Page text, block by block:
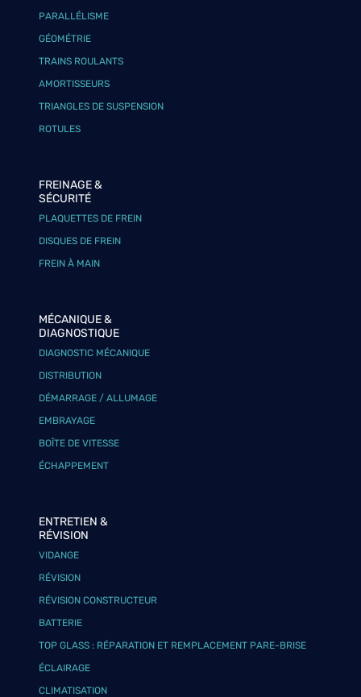
PARALLÉLISME
GÉOMÉTRIE
TRAINS ROULANTS
AMORTISSEURS
TRIANGLES DE SUSPENSION
ROTULES
FREINAGE &
SÉCURITÉ
PLAQUETTES DE FREIN
DISQUES DE FREIN
FREIN À MAIN
MÉCANIQUE &
DIAGNOSTIQUE
DIAGNOSTIC MÉCANIQUE
DISTRIBUTION
DÉMARRAGE / ALLUMAGE
EMBRAYAGE
BOÎTE DE VITESSE
ÉCHAPPEMENT
ENTRETIEN &
RÉVISION
VIDANGE
RÉVISION
RÉVISION CONSTRUCTEUR
BATTERIE
TOP GLASS : RÉPARATION ET REMPLACEMENT PARE-BRISE
ÉCLAIRAGE
CLIMATISATION